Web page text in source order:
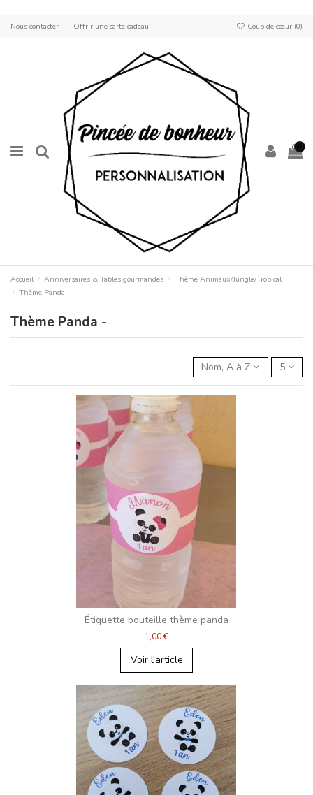
Nous contacter Offrir une carte cadeau Coup de cœur (0)
Accueil Anniversaires & Tables gourmandes
Thème Animaux/Jungle/Tropical
Thème Panda -
Thème Panda -
Nom, A à Z 5
Étiquette bouteille thème panda
1,00 €
Voir l'article